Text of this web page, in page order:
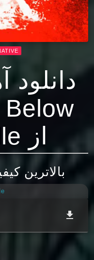
از Chevelle
بالاترین
file_download